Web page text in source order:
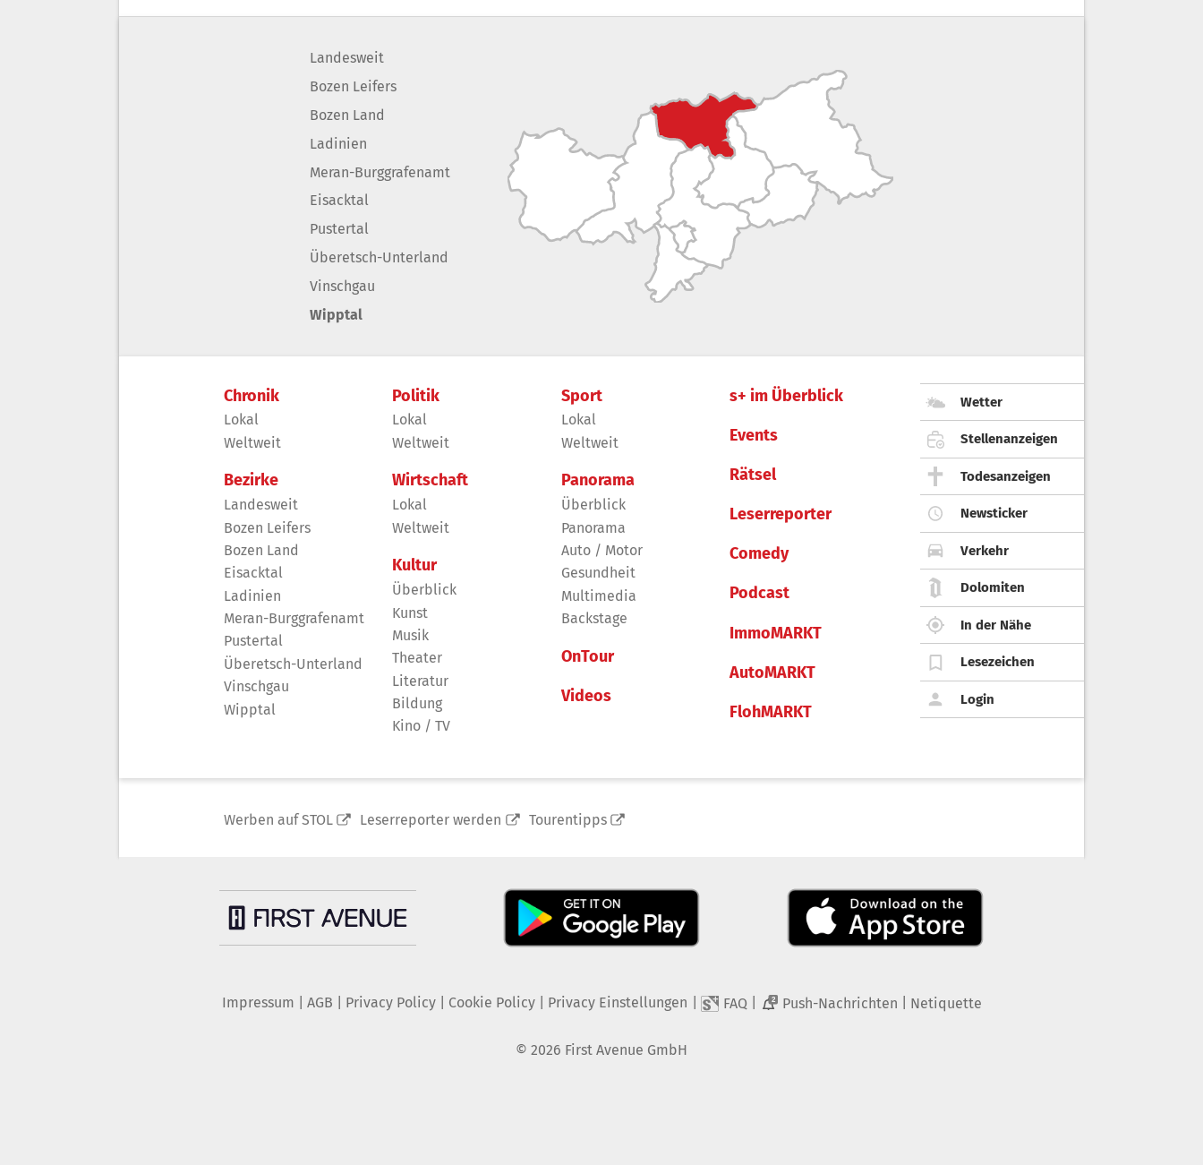
Landesweit
Bozen Leifers
Bozen Land
Ladinien
Meran-Burggrafenamt
Eisacktal
Pustertal
Überetsch-Unterland
Vinschgau
Wipptal
Chronik
Lokal
Weltweit
Bezirke
Landesweit
Bozen Leifers
Bozen Land
Eisacktal
Ladinien
Meran-Burggrafenamt
Pustertal
Überetsch-Unterland
Vinschgau
Wipptal
Politik
Lokal
Weltweit
Wirtschaft
Lokal
Weltweit
Kultur
Überblick
Kunst
Musik
Theater
Literatur
Bildung
Kino / TV
Sport
Lokal
Weltweit
Panorama
Überblick
Panorama
Auto / Motor
Gesundheit
Multimedia
Backstage
OnTour
Videos
s+ im Überblick
Events
Rätsel
Leserreporter
Comedy
Podcast
ImmoMARKT
AutoMARKT
FlohMARKT
Wetter
Stellenanzeigen
Todesanzeigen
Newsticker
Verkehr
Dolomiten
In der Nähe
Lesezeichen
Login
Werben auf STOL Leserreporter werden Tourentipps
Impressum AGB Privacy Policy| Cookie Policy| Privacy Einstellungen FAQ 2 Push-Nachrichten Netiquette
© 2026 First Avenue GmbH